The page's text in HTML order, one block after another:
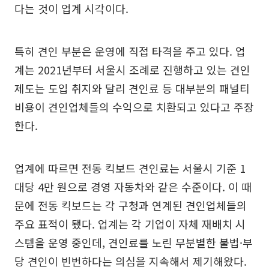
다는 것이 업계 시각이다.
특히 견인 부분은 운영에 직접 타격을 주고 있다. 업
계는 2021년부터 서울시 조례로 진행하고 있는 견인
제도는 도입 취지와 달리 견인료 등 대부분의 패널티
비용이 견인업체들의 수익으로 치환되고 있다고 주장
한다.
업계에 따르면 전동 킥보드 견인료는 서울시 기준 1
대당 4만 원으로 경영 자동차와 같은 수준이다. 이 때
문에 전동 킥보드는 각 구청과 연계된 견인업체들의
주요 표적이 됐다. 업계는 각 기업이 자체 재배치 시
스템을 운영 중인데, 견인료를 노린 무분별한 불법·부
당 견인이 빈번하다는 의심을 지속해서 제기해왔다.